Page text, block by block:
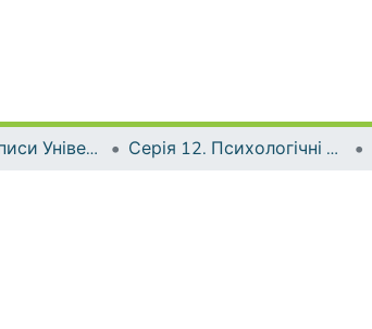
Наукові часописи Університету Серія 12. Психологічні науки